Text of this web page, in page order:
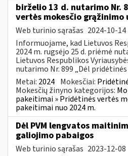
birželio 13 d. nutarimo Nr.
vertės mokesčio grąžinimo
Web turinio sąrašas 2024-10-14
Informuojame, kad Lietuvos
2024 m. rugsėjo 25 d. priėmė
Lietuvos Respublikos
nutarimo Nr. 899 „Dėl pridėtinės
Metai: 2024 Mokesčiai:
Mokesčių žinyno kategorijos:
pakeitimai » Pridėtinės vertės
pakeitimai nuo 2024 m.
Dėl PVM lengvatos
galiojimo pabaigos
Web turinio sąrašas 2023-12-08